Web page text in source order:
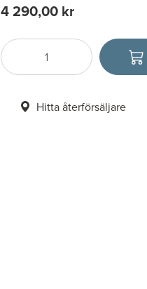
4 290,00 kr
Antal
Välj enhet
Hitta återförsäljare